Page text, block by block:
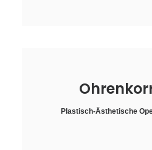
Plastisch-Ästhetische